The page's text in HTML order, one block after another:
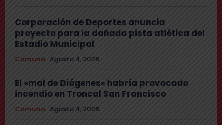
Corporación de Deportes anuncia
proyecto para la dañada pista atlética del
Estadio Municipal
Comuna Agosto 4, 2026
El «mal de Diógenes» habría provocado
incendio en Troncal San Francisco
Comuna Agosto 4, 2026